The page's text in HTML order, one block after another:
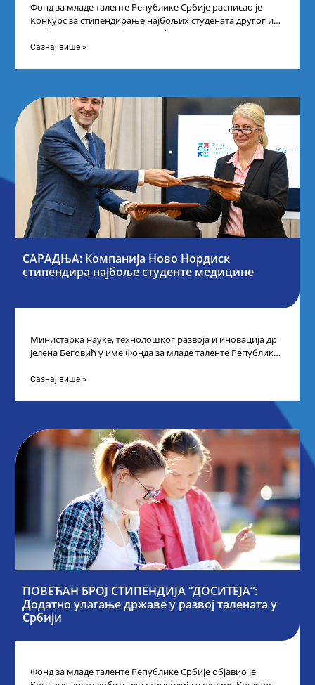
Фонд за младе таленте Републике Србије расписао је
Конкурс за стипендирање најбољих студената другог и
трећег степена студија на водећим
Сазнај више »
САРАДЊА: Компанија Ново Нордиск
стипендира најбоље студенте медицине
Министарка науке, технолошког развоја и иновација др
Јелена Беговић у име Фонда за младе таленте Републике
Сазнај више »
ПОВЕЋАН БРОЈ СТИПЕНДИЈА “ДОСИТЕЈА”:
Додатно улагање државе у развој талената у
Србији
Фонд за младе таленте Републике Србије објавио је